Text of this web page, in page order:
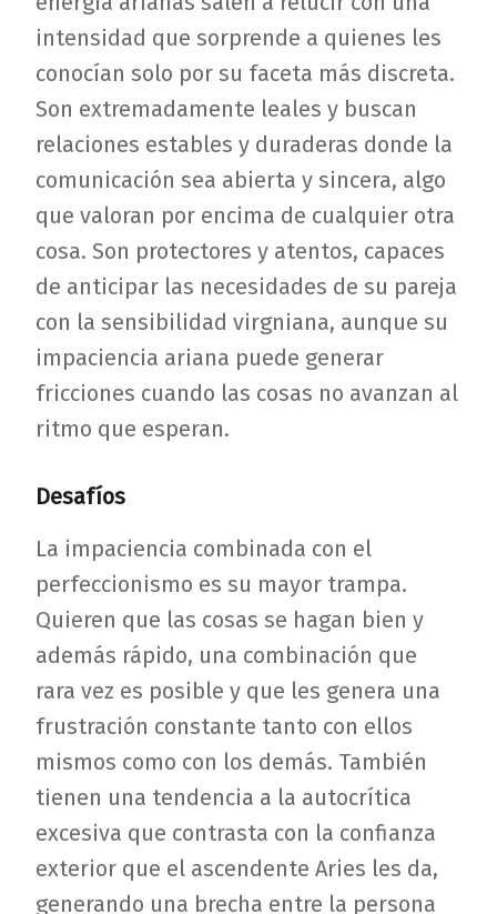
intensidad que sorprende a quienes les
conocían solo por su faceta más discreta.
Son extremadamente leales y buscan
relaciones estables y duraderas donde la
comunicación sea abierta y sincera, algo
que valoran por encima de cualquier otra
cosa. Son protectores y atentos, capaces
de anticipar las necesidades de su pareja
con la sensibilidad virgniana, aunque su
impaciencia ariana puede generar
fricciones cuando las cosas no avanzan al
ritmo que esperan.
Desafíos
La impaciencia combinada con el
perfeccionismo es su mayor trampa.
Quieren que las cosas se hagan bien y
además rápido, una combinación que
rara vez es posible y que les genera una
frustración constante tanto con ellos
mismos como con los demás. También
tienen una tendencia a la autocrítica
excesiva que contrasta con la confianza
exterior que el ascendente Aries les da,
generando una brecha entre la persona